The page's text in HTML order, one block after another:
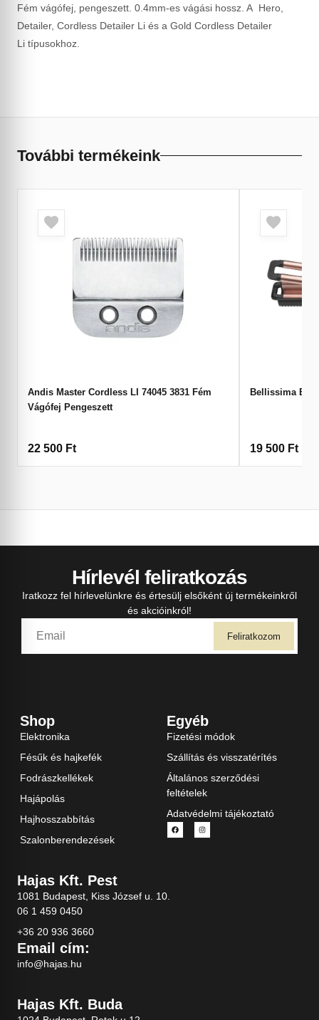
Fém vágófej, pengeszett. 0.4mm-es vágási hossz. A Hero,
Detailer, Cordless Detailer Li és a Gold Cordless Detailer
Li típusokhoz.
További termékeink
Andis Master Cordless LI 74045 3831 Fém
Vágófej Pengeszett
22 500 Ft
Bellissima
19 500 Ft
Hírlevél feliratkozás
Iratkozz fel hírlevelünkre és értesülj elsőként új termékeinkről
és akcióinkról!
Feliratkozom
Shop
Elektronika
Fésűk és hajkefék
Fodrászkellékek
Hajápolás
Hajhosszabbítás
Szalonberendezések
Egyéb
Fizetési módok
Szállítás és visszatérítés
Általános szerződési
feltételek
Adatvédelmi tájékoztató
Hajas Kft. Pest
1081 Budapest, Kiss József u. 10.
06 1 459 0450
+36 20 936 3660
Email cím:
info@hajas.hu
Hajas Kft. Buda